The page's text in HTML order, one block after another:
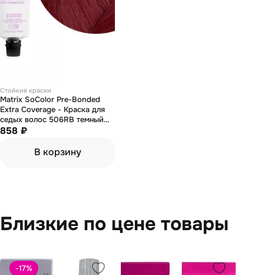
Стойкие краски
Matrix SoColor Pre-Bonded
Extra Coverage - Краска для
седых волос 506RB темный
блондин красно-коричневый
858 ₽
В корзину
Близкие по цене товары
-17%